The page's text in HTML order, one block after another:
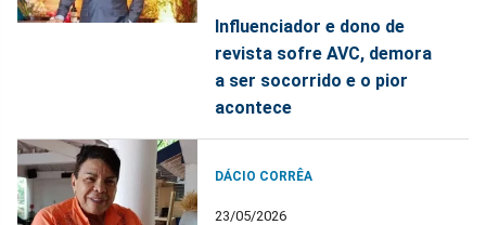
Influenciador e dono de
revista sofre AVC, demora
a ser socorrido e o pior
acontece
DÁCIO CORRÊA
23/05/2026